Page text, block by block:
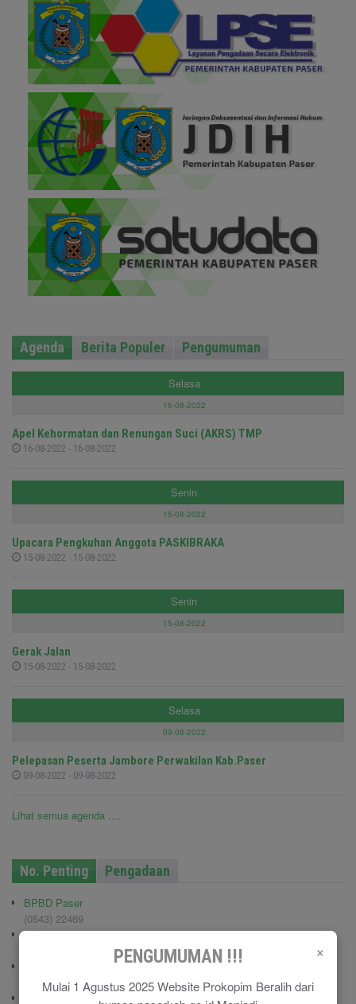
×
PENGUMUMAN !!!
Mulai 1 Agustus 2025 Website Prokopim Beralih dari
Agenda Berita Populer Pengumuman
Selasa
16-08-2022
Apel Kehormatan dan Renungan Suci (AKRS) TMP
16-08-2022 - 16-08-2022
Senin
15-08-2022
Upacara Pengkuhan Anggota PASKIBRAKA
15-08-2022 - 15-08-2022
Senin
15-08-2022
Gerak Jalan
15-08-2022 - 15-08-2022
Selasa
09-08-2022
Pelepasan Peserta Jambore Perwakilan Kab.Paser
09-08-2022 - 09-08-2022
Lihat semua agenda ....
No. Penting Pengadaan
BPBD Paser
(0543) 22469
Kodim 0904/TNG
Pemadam Kebakaran
(0543) 21113
Polisi Pamong Praja (Satpol PP)